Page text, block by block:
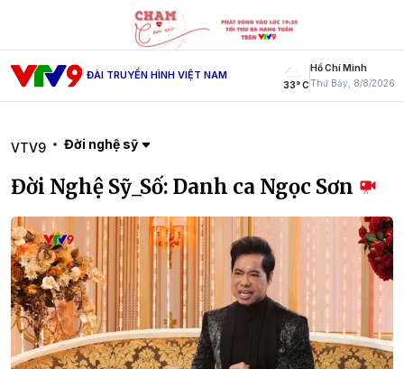
ĐÀI TRUYỀN HÌNH VIỆT NAM
33° C
Hồ Chí Minh
Thứ Bảy, 8/8/2026
VTV9 Đời nghệ sỹ
Đời Nghệ Sỹ_Số: Danh ca Ngọc Sơn